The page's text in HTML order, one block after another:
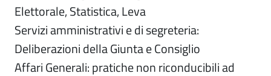
Elettorale, Statistica, Leva
Servizi amministrativi e di segreteria:
Deliberazioni della Giunta e Consiglio
Affari Generali: pratiche non riconducibili ad